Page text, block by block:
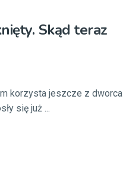
Skąd teraz
korzysta jeszcze z dworca
się już ...